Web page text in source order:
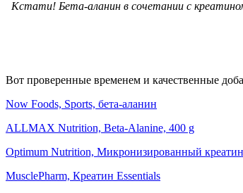
Кстати! Бета-аланин в сочетании с
Вот проверенные временем и качественные
Now Foods, Sports, бета-аланин
ALLMAX Nutrition, Beta-Alanine, 400 g
Optimum Nutrition, Микронизированный креатин
MusclePharm, Креатин Essentials